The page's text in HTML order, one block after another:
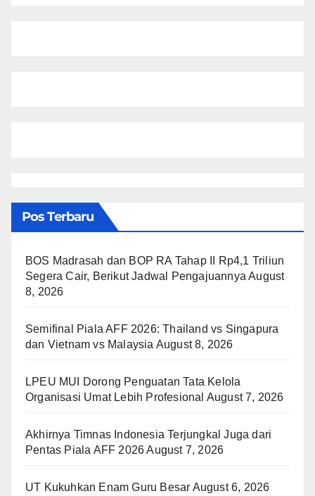
Pos Terbaru
BOS Madrasah dan BOP RA Tahap II Rp4,1 Triliun
Segera Cair, Berikut Jadwal Pengajuannya August
8, 2026
Semifinal Piala AFF 2026: Thailand vs Singapura
dan Vietnam vs Malaysia August 8, 2026
LPEU MUI Dorong Penguatan Tata Kelola
Organisasi Umat Lebih Profesional August 7, 2026
Akhirnya Timnas Indonesia Terjungkal Juga dari
Pentas Piala AFF 2026 August 7, 2026
UT Kukuhkan Enam Guru Besar August 6, 2026